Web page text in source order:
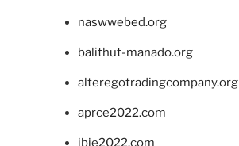
naswwebed.org
balithut-manado.org
alteregotradingcompany.org
aprce2022.com
ibie2022.com